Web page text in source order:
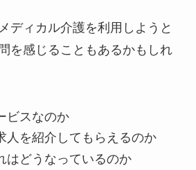
ディカル介護を利用しようと
を感じることもあるかもしれ
ビスなのか
人を紹介してもらえるのか
はどうなっているのか